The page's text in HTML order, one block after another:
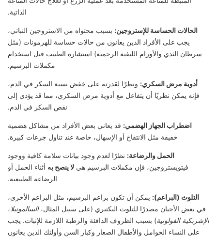
الذاتية.
الحالات الحساسة للإستروجين: بسبب محتواه من الاستروجين النباتي،
يجب على الأفراد الذين يعانون من حالات حساسة للهرمونات (مثل
سرطان الثدي والأورام الليفية الرحمية) استشارة الطبيب قبل استخدام
مكملات البرسيم.
أدوية مرض السكري: ونظرًا لقدرته على خفض نسبة السكر في الدم،
فإنه يمكن نظريًا أن يتفاعل مع أدوية مرض السكري، مما قد يؤدي إلى
نقص السكر في الدم.
اضطراب الجهاز الهضمي: قد يعاني بعض الأفراد من مشاكل هضمية
خفيفة مثل الانتفاخ أو الإسهال، خاصة عند تناول جرعات كبيرة.
الحمل والرضاعة: نظرًا لعدم وجود بيانات سلامة كافية ووجود
فيتويستروجين، فإن مكملات البرسيم هي لا ينصح به أثناء الحمل أو
الرضاعة الطبيعية.
التلوث (البراعم): يمكن أن تكون براعم البرسيم، مثل البراعم الأخرى،
في بعض الأحيان مصدرًا للتلوث البكتيري (على سبيل المثال،السالمونيلا،
الإشريكية القولونية) بسبب الظروف الدافئة والرطبة اللازمة للإنبات. يجب
على النساء الحوامل والأطفال الصغار وكبار السن وأولئك الذين يعانون